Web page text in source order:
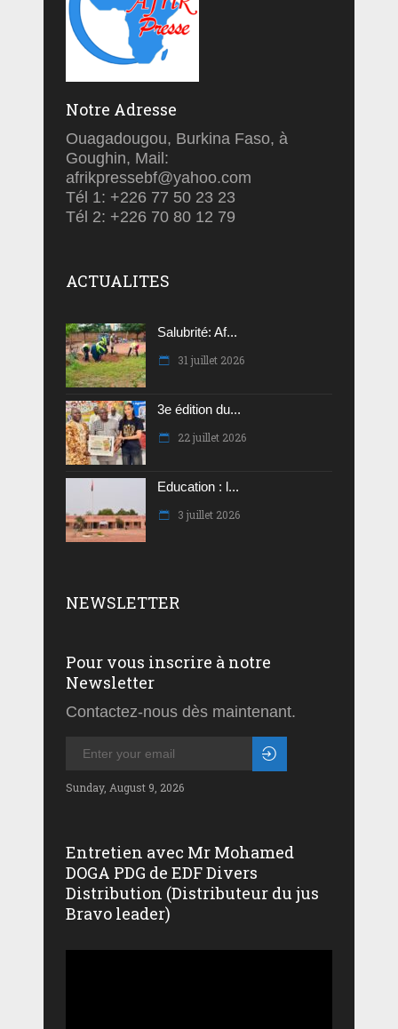
Notre Adresse
Ouagadougou, Burkina Faso, à
Goughin, Mail:
afrikpressebf@yahoo.com
Tél 1: +226 77 50 23 23
Tél 2: +226 70 80 12 79
ACTUALITES
Salubrité: Af...
31 juillet 2026
3e édition du...
22 juillet 2026
Education : l...
3 juillet 2026
NEWSLETTER
Pour vous inscrire à notre
Newsletter
Contactez-nous dès maintenant.
Sunday, August 9, 2026
Entretien avec Mr Mohamed
DOGA PDG de EDF Divers
Distribution (Distributeur du jus
Bravo leader)